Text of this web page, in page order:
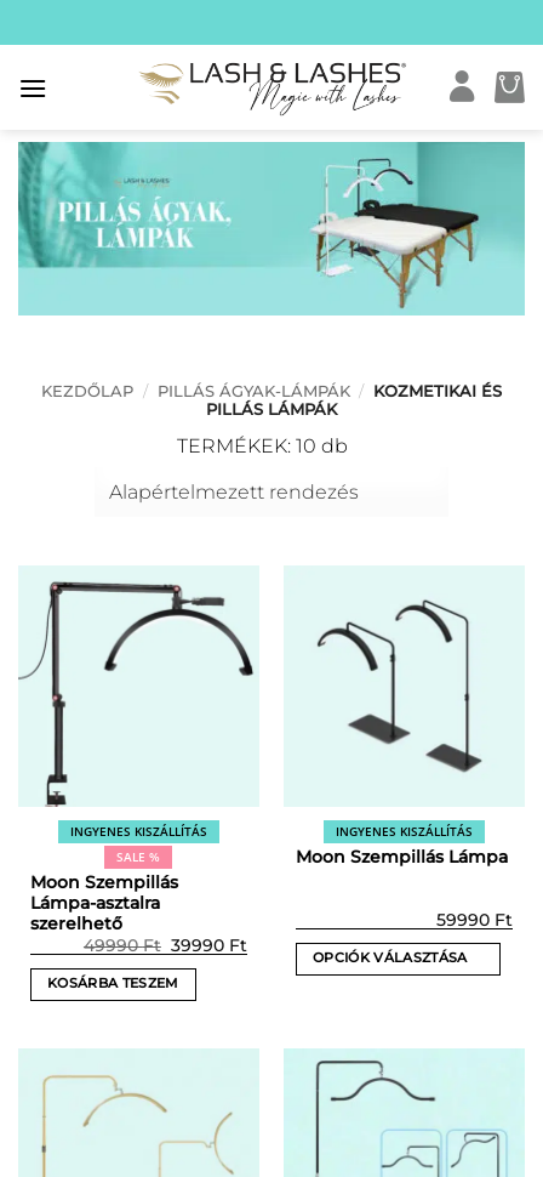
to
content
KEZDŐLAP / PILLÁS ÁGYAK-LÁMPÁK / KOZMETIKAI ÉS
PILLÁS LÁMPÁK
TERMÉKEK: 10 db
INGYENES KISZÁLLÍTÁS
SALE %
Moon Szempillás
Lámpa-asztalra
szerelhető
49990Ft Prețul
inițial
a
fost:
49990 Ft.
39990 Ft Prețul
curent
KOSÁRBA TESZEM
INGYENES KISZÁLLÍTÁS
Moon Szempillás Lámpa
59990 Ft
OPCIÓK VÁLASZTÁSA
több
variációja
változatok